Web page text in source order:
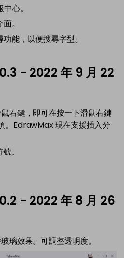
心。
。
能，以便搜尋字型。
- 2022 年 9 月 22
右鍵，即可在按一下滑鼠右鍵
。EdrawMax 現在支援插入分
。
- 2022 年 8 月 26
璃效果。可調整透明度。